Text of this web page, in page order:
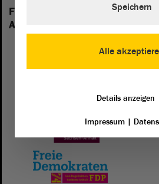
Folgende Fraktionen sind im
Anhalt vertreten:
Alle
Speichern
Details anzeigen
Impressum|